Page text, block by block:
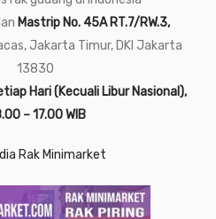
Mastrip No. 45A RT.7/RW.3,
Jakarta Timur, DKI Jakarta
13830
Hari (Kecuali Libur Nasional),
– 17.00 WIB
Rak Minimarket